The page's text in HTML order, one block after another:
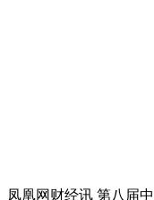
凤凰网财经讯 第八届